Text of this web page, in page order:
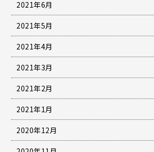
2021年6月
2021年5月
2021年4月
2021年3月
2021年2月
2021年1月
2020年12月